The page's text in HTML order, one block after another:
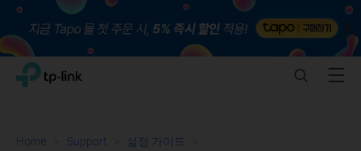
Click
navigation
TP-Link, Reliably Smart SearchMenu
Home Support
설정 가이드